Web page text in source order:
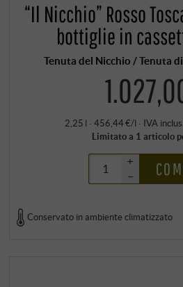
“Il Nicchio” Rosso
bottiglie in
Tenuta del Nicchio / Tenuta
2,25 l · 456,44 €/l · IVA
Limitato a 1 articolo
+
–
Conservato in ambiente climatizzato